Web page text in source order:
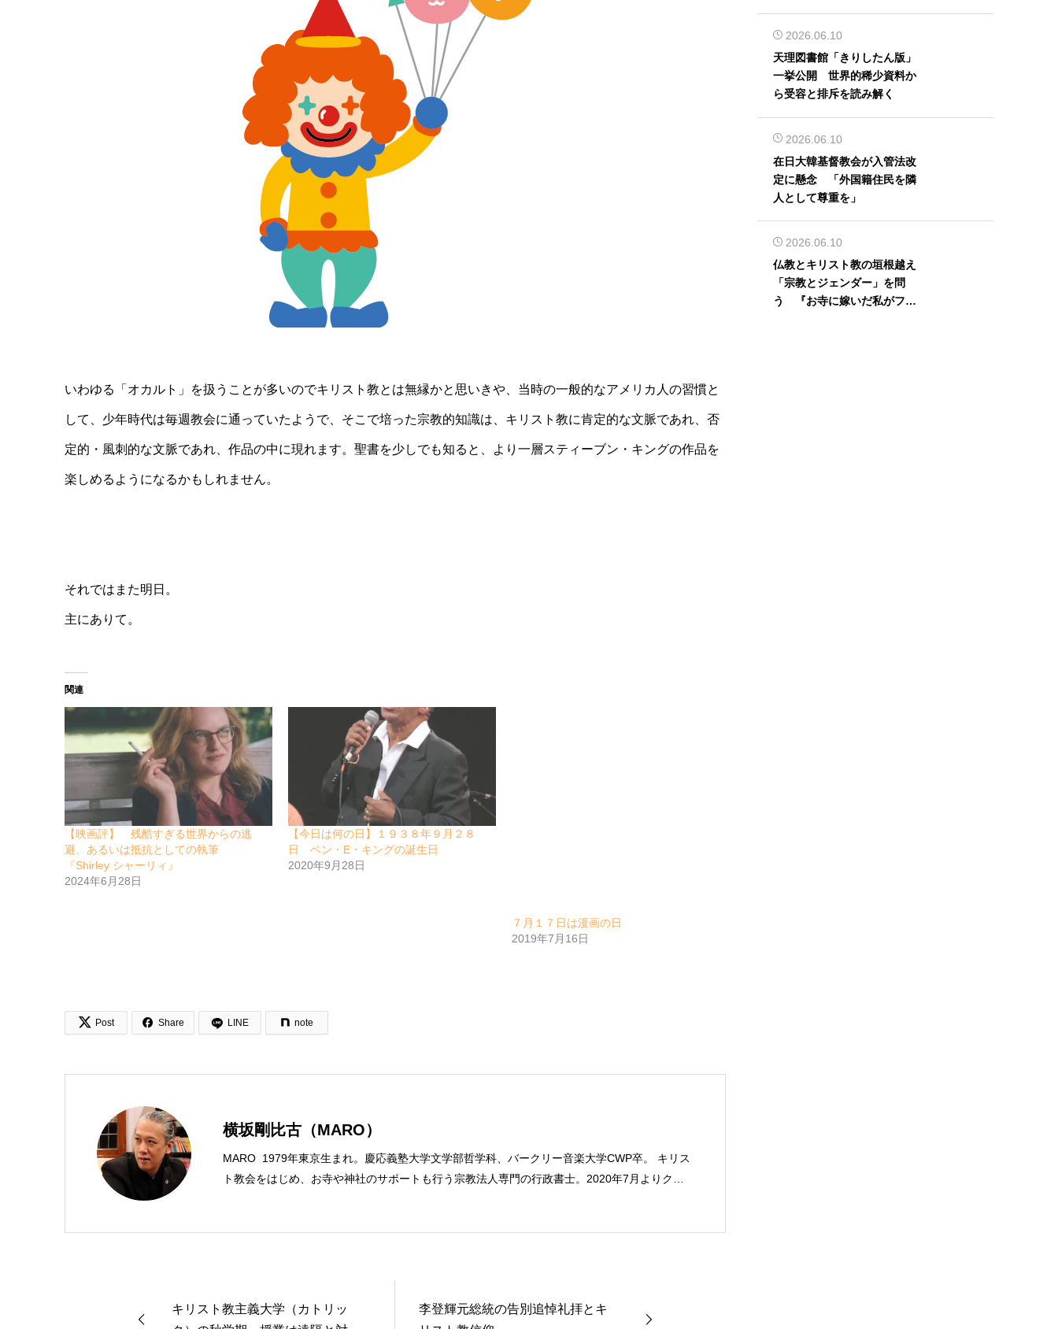
いわゆる「オカルト」を扱うことが多いのでキリスト教とは無縁かと思いきや、当時の一般的なアメリカ人の習慣と
して、少年時代は毎週教会に通っていたようで、そこで培った宗教的知識は、キリスト教に肯定的な文脈であれ、否
定的・風刺的な文脈であれ、作品の中に現れます。聖書を少しでも知ると、より一層スティーブン・キングの作品を
楽しめるようになるかもしれません。
それではまた明日。
主にありて。
関連
【映画評】 残酷すぎる世界からの逃
避、あるいは抵抗としての執筆
『Shirley シャーリィ』
2024年6月28日
【今日は何の日】１９３８年９月２８
日 ベン・E・キングの誕生日
2020年9月28日
７月１７日は漫画の日
2019年7月16日
 Post  Share LINE note
横坂剛比古（MARO）
MARO 1979年東京生まれ。慶応義塾大学文学部哲学科、バークリー音楽大学CWP卒。 キリス
ト教会をはじめ、お寺や神社のサポートも行う宗教法人専門の行政書士。2020年7月よりクリ
ンド社）、『世界一ゆるい聖書入門』、『世界一ゆるい聖書教室』（「ふざけ担当」LEONとの
共著、講談社）などがある。新著<a href="https://amzn.to/376F9aC">『ふっと心がラクにな
る 眠れぬ夜の聖書のことば』（大和書房）</a>２０２２年３月１５日発売。
キリスト教主義大学（カトリッ
李登輝元総統の告別追悼礼拝とキ
2026.06.10
天理図書館「きりしたん版」
一挙公開 世界的稀少資料か
ら受容と排斥を読み解く
2026.06.10
在日大韓基督教会が入管法改
定に懸念 「外国籍住民を隣
人として尊重を」
2026.06.10
仏教とキリスト教の垣根越え
「宗教とジェンダー」を問
う 『お寺に嫁いだ私がフェ